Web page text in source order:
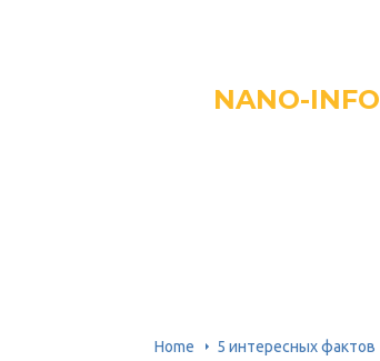
NANO-INFO
Home 5 интересных фактов